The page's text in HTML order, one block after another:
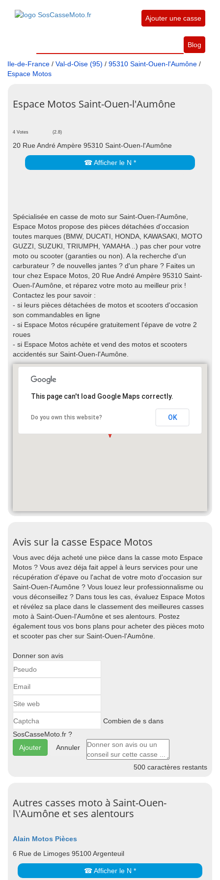
Ajouter une casse
Blog
Ile-de-France / Val-d-Oise (95) / 95310 Saint-Ouen-l'Aumône /
Espace Motos
Espace Motos Saint-Ouen-l'Aumône
4 Votes (2.8)
20 Rue André Ampère 95310 Saint-Ouen-l'Aumône
☎ Afficher le N *
Spécialisée en casse de moto sur Saint-Ouen-l'Aumône,
Espace Motos propose des pièces détachées d'occasion
toutes marques (BMW, DUCATI, HONDA, KAWASAKI, MOTO
GUZZI, SUZUKI, TRIUMPH, YAMAHA ..) pas cher pour votre
moto ou scooter (garanties ou non). A la recherche d'un
carburateur ? de nouvelles jantes ? d'un phare ? Faites un
tour chez Espace Motos, 20 Rue André Ampère 95310 Saint-
Ouen-l'Aumône, et réparez votre moto au meilleur prix !
Contactez les pour savoir :
- si leurs pièces détachées de motos et scooters d'occasion
son commandables en ligne
- si Espace Motos récupére gratuitement l'épave de votre 2
roues
- si Espace Motos achète et vend des motos et scooters
accidentés sur Saint-Ouen-l'Aumône.
This page can't load Google Maps correctly.
Do you own this website? OK
Avis sur la casse Espace Motos
Vous avec déja acheté une pièce dans la casse moto Espace
Motos ? Vous avez déja fait appel à leurs services pour une
récupération d'épave ou l'achat de votre moto d'occasion sur
Saint-Ouen-l'Aumône ? Vous louez leur professionnalisme ou
vous déconseillez ? Dans tous les cas, évaluez Espace Motos
et révélez sa place dans le classement des meilleures casses
moto à Saint-Ouen-l'Aumône et ses alentours. Postez
également tous vos bons plans pour acheter des pièces moto
et scooter pas cher sur Saint-Ouen-l'Aumône.
Donner son avis
Combien de s dans
SosCasseMoto.fr ?
Annuler
500 caractères restants
Autres casses moto à Saint-Ouen-
l\'Aumône et ses alentours
Alain Motos Pièces
6 Rue de Limoges 95100 Argenteuil
☎ Afficher le N *